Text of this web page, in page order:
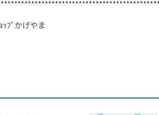
ｯﾌﾟかげやま